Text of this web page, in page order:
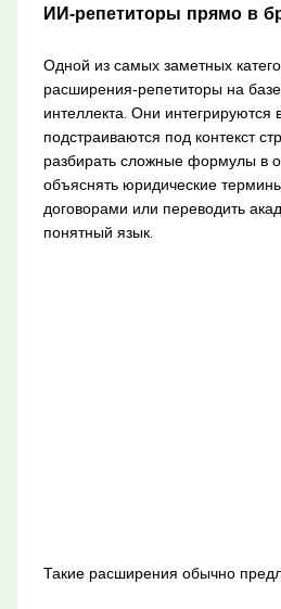
ИИ‑репетиторы прямо в
Одной из самых заметных
расширения‑репетиторы на базе
интеллекта. Они интегрируются
подстраиваются под контекст
разбирать сложные формулы в
объяснять юридические
договорами или переводить
понятный язык.
Такие расширения обычно